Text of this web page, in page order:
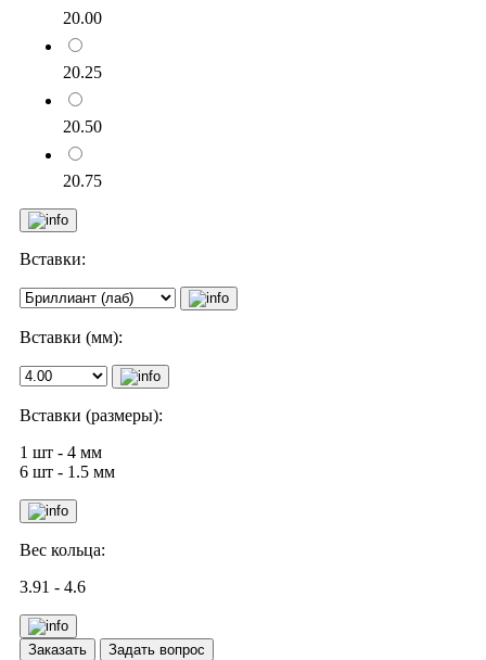
20.00
20.25
20.50
20.75
Вставки:
Вставки (мм):
Вставки (размеры):
1 шт - 4 мм
6 шт - 1.5 мм
Вес кольца:
3.91 - 4.6
Заказать Задать вопрос